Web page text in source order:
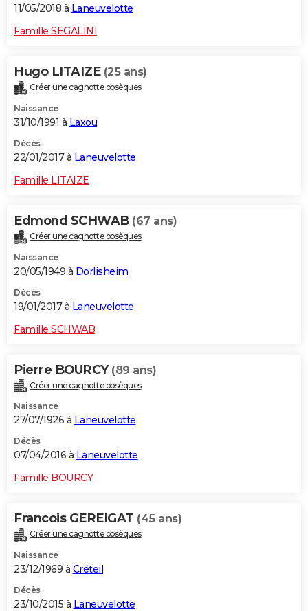
11/05/2018 à Laneuvelotte
Famille SEGALINI
Hugo LITAIZE (25 ans)
Créer une cagnotte obsèques
Naissance
31/10/1991 à Laxou
Décès
22/01/2017 à Laneuvelotte
Famille LITAIZE
Edmond SCHWAB (67 ans)
Créer une cagnotte obsèques
Naissance
20/05/1949 à Dorlisheim
Décès
19/01/2017 à Laneuvelotte
Famille SCHWAB
Pierre BOURCY (89 ans)
Créer une cagnotte obsèques
Naissance
27/07/1926 à Laneuvelotte
Décès
07/04/2016 à Laneuvelotte
Famille BOURCY
Francois GEREIGAT (45 ans)
Créer une cagnotte obsèques
Naissance
23/12/1969 à Créteil
Décès
23/10/2015 à Laneuvelotte